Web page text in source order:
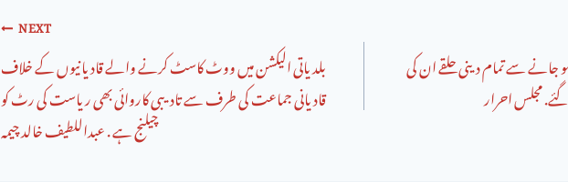
سے تمام دینی حلقے ان کی
مجلس احرار
NEXT
بلدیاتی الیکشن میں ووٹ کاسٹ کرنے والے قادیانیوں کے خلاف
قادیانی جماعت کی طرف سے تادیبی کاروائی بھی ریاست کی رٹ کو
چیلنج ہے . عبداللطیف خالد چیمہ